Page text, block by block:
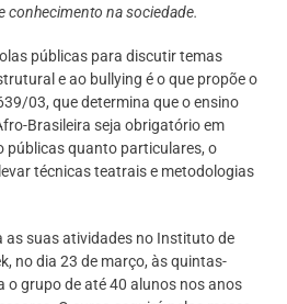
conhecimento na sociedade.
públicas para discutir temas
e ao bullying é o que propõe o
03, que determina que o ensino
Brasileira seja obrigatório em
públicas quanto particulares, o
técnicas teatrais e metodologias
as suas atividades no Instituto de
no dia 23 de março, às quintas-
o grupo de até 40 alunos nos anos